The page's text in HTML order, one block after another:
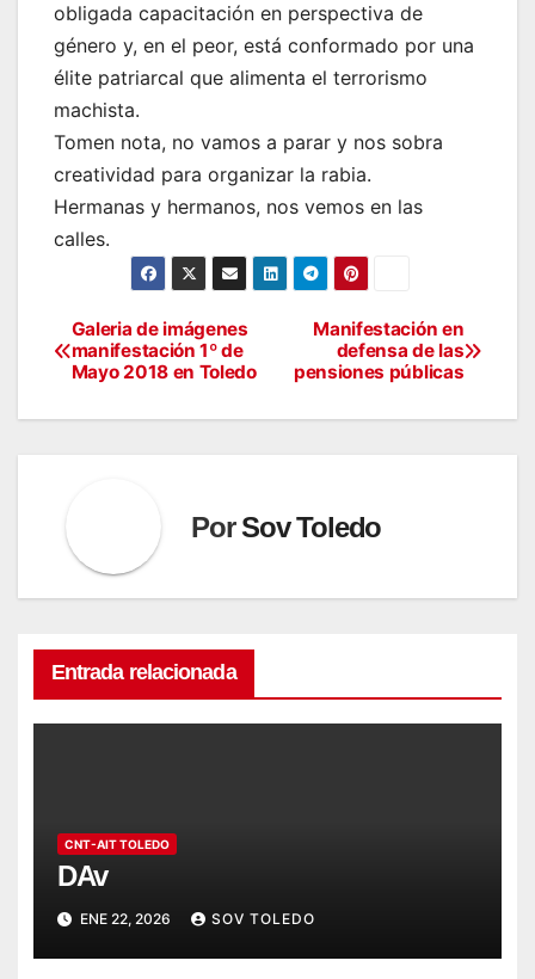
obligada capacitación en perspectiva de
género y, en el peor, está conformado por una
élite patriarcal que alimenta el terrorismo
machista.
Tomen nota, no vamos a parar y nos sobra
creatividad para organizar la rabia.
Hermanas y hermanos, nos vemos en las
calles.
Navegación
de
Manifestación en
defensa de las
pensiones públicas
Galeria de imágenes
manifestación 1º de
Mayo 2018 en Toledo
PorSov Toledo
Entrada relacionada
CNT-AIT TOLEDO
DAv
ENE 22, 2026 SOV TOLEDO